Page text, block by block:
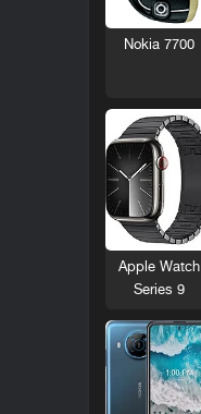
Nokia 7700
Apple Watch
Series 9